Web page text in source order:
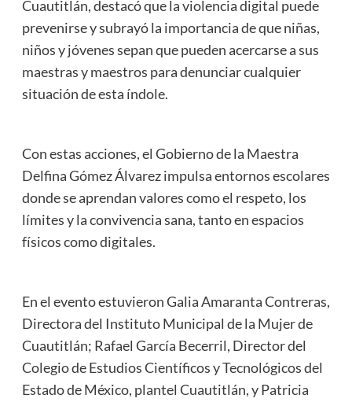
Cuautitlán, destacó que la violencia digital puede
prevenirse y subrayó la importancia de que niñas,
niños y jóvenes sepan que pueden acercarse a sus
maestras y maestros para denunciar cualquier
situación de esta índole.
Con estas acciones, el Gobierno de la Maestra
Delfina Gómez Álvarez impulsa entornos escolares
donde se aprendan valores como el respeto, los
límites y la convivencia sana, tanto en espacios
físicos como digitales.
En el evento estuvieron Galia Amaranta Contreras,
Directora del Instituto Municipal de la Mujer de
Cuautitlán; Rafael García Becerril, Director del
Colegio de Estudios Científicos y Tecnológicos del
Estado de México, plantel Cuautitlán, y Patricia